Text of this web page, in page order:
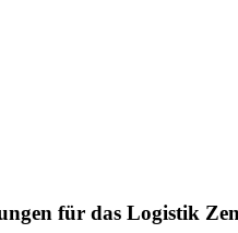
für das Logistik